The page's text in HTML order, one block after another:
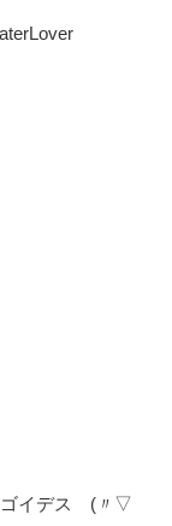
ゴイデス (〃▽